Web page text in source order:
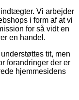
Vi arbejder
i form af at vi
for så vidt en
en handel.
tit, men
forandringer der er
hjemmesidens